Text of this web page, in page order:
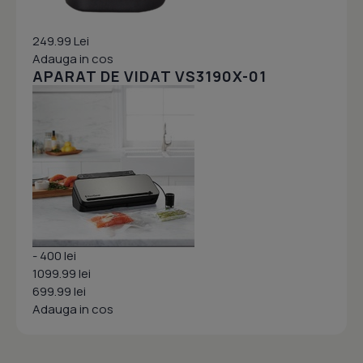
249.99 Lei
Adauga in cos
APARAT DE VIDAT VS3190X-01
- 400 lei
1099.99 lei
699.99 lei
Adauga in cos